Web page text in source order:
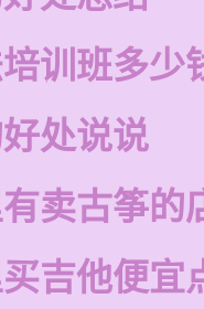
训班多少
处说说
卖古筝的
吉他便宜